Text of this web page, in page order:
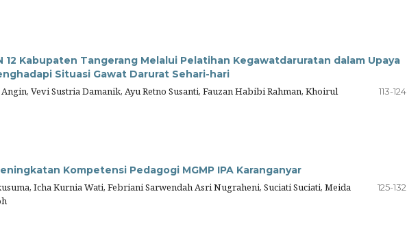
12 Kabupaten Tangerang Melalui Pelatihan Kegawatdaruratan dalam Upaya
Situasi Gawat Darurat Sehari-hari
Vevi Sustria Damanik, Ayu Retno Susanti, Fauzan Habibi Rahman, Khoirul
113-124
Kompetensi Pedagogi MGMP IPA Karanganyar
Icha Kurnia Wati, Febriani Sarwendah Asri Nugraheni, Suciati Suciati, Meida
125-132